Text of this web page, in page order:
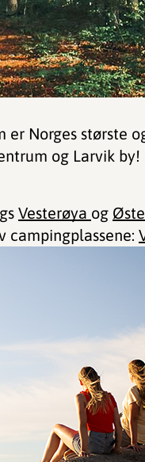
er Norges største
og Larvik by!
Vesterøya og
campingplassene: